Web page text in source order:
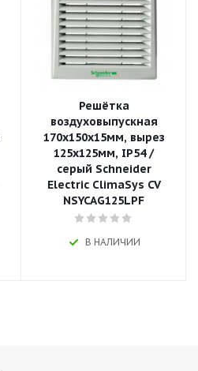
Решётка
воздуховыпускная
170x150x15мм, вырез
125х125мм, IP54 /
серый Schneider
Electric ClimaSys CV
NSYCAG125LPF
В НАЛИЧИИ